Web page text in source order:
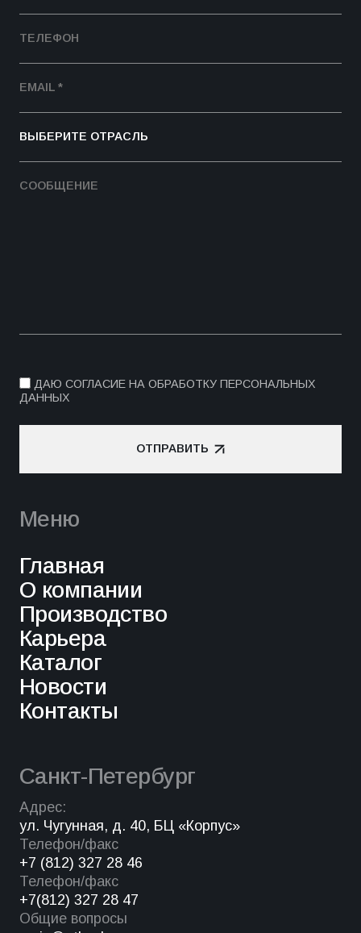
ДАЮ СОГЛАСИЕ НА ОБРАБОТКУ ПЕРСОНАЛЬНЫХ
ДАННЫХ
ОТПРАВИТЬ
ОТПРАВИТЬ
Меню
Главная
О компании
Производство
Карьера
Каталог
Новости
Контакты
Санкт-Петербург
Адрес:
ул. Чугунная, д. 40, БЦ «Корпус»
Телефон/факс
+7 (812) 327 28 46
Телефон/факс
+7(812) 327 28 47
Общие вопросы